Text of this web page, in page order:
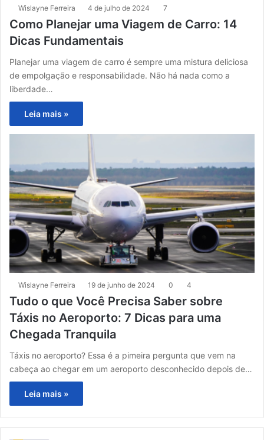
Wislayne Ferreira 4 de julho de 2024 7
Como Planejar uma Viagem de Carro: 14
Dicas Fundamentais
Planejar uma viagem de carro é sempre uma mistura deliciosa
de empolgação e responsabilidade. Não há nada como a
liberdade…
Leia mais »
Wislayne Ferreira 19 de junho de 2024 0 4
Tudo o que Você Precisa Saber sobre
Táxis no Aeroporto: 7 Dicas para uma
Chegada Tranquila
Táxis no aeroporto? Essa é a pimeira pergunta que vem na
cabeça ao chegar em um aeroporto desconhecido depois de…
Leia mais »